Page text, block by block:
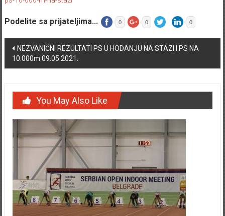
Podelite sa prijateljima... 0 0 0
Post navigation
NEZVANIČNI REZULTATI PS U HODANJU NA STAZI I PS NA
10.000m 09.05.2021.
You May Also Like